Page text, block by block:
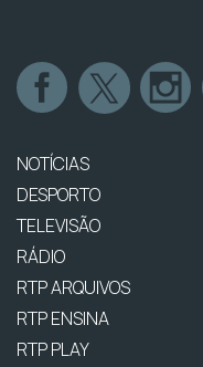
NOTÍCIAS
DESPORTO
TELEVISÃO
RÁDIO
RTP ARQUIVOS
RTP ENSINA
RTP PLAY